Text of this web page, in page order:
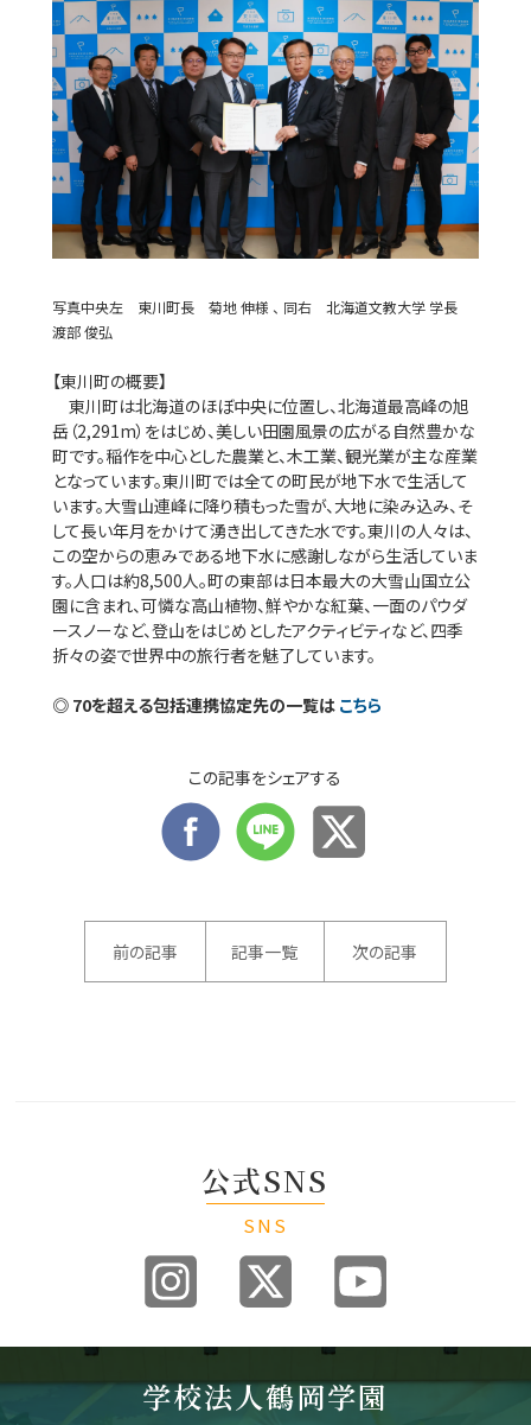
写真中央左 東川町長 菊地 伸様 、 同右 北海道文教大学 学長
渡部 俊弘
【東川町の概要】
東川町は北海道のほぼ中央に位置し、北海道最高峰の旭
岳（2,291m）をはじめ、美しい田園風景の広がる自然豊かな
町です。稲作を中心とした農業と、木工業、観光業が主な産業
となっています。東川町では全ての町民が地下水で生活して
います。大雪山連峰に降り積もった雪が、大地に染み込み、そ
して長い年月をかけて湧き出してきた水です。東川の人々は、
この空からの恵みである地下水に感謝しながら生活していま
す。人口は約8,500人。町の東部は日本最大の大雪山国立公
園に含まれ、可憐な高山植物、鮮やかな紅葉、一面のパウダ
ースノーなど、登山をはじめとしたアクティビティなど、四季
折々の姿で世界中の旅行者を魅了しています。
◎ 70を超える包括連携協定先の一覧は こちら
この記事をシェアする
前の記事 記事一覧 次の記事
公式SNS
SNS
学校法人鶴岡学園